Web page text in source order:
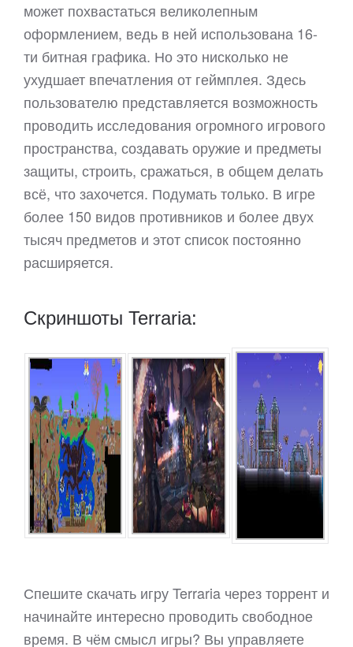
может похвастаться великолепным
оформлением, ведь в ней использована 16-
ти битная графика. Но это нисколько не
ухудшает впечатления от геймплея. Здесь
пользователю представляется возможность
проводить исследования огромного игрового
пространства, создавать оружие и предметы
защиты, строить, сражаться, в общем делать
всё, что захочется. Подумать только. В игре
более 150 видов противников и более двух
тысяч предметов и этот список постоянно
расширяется.
Скриншоты Terraria:
Спешите скачать игру Terraria через торрент и
начинайте интересно проводить свободное
время. В чём смысл игры? Вы управляете